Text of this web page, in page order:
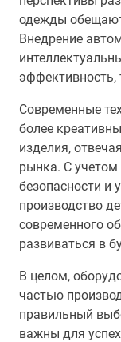
одежды
Внедрение
эффективность,
Современные
более
изделия,
рынка. С
безопасности и
производство
современного
развиваться в
В целом,
частью
правильный
важны для